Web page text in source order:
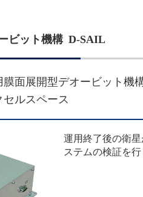
ビット機構 D-SAIL
面展開型デオービット機
ルスペース
運用終了後の衛
ステムの検証を